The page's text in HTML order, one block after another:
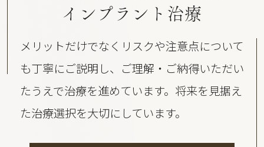
インプラント治療
メリットだけでなくリスクや注意点について
も丁寧にご説明し、ご理解・ご納得いただい
たうえで治療を進めています。将来を見据え
た治療選択を大切にしています。